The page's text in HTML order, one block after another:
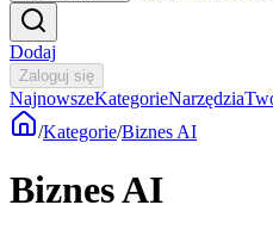
Dodaj
Zaloguj się
NajnowszeKategorieNarzędzia
/Kategorie/Biznes AI
Biznes AI